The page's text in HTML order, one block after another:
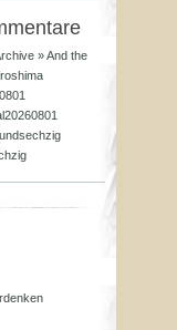
» And the